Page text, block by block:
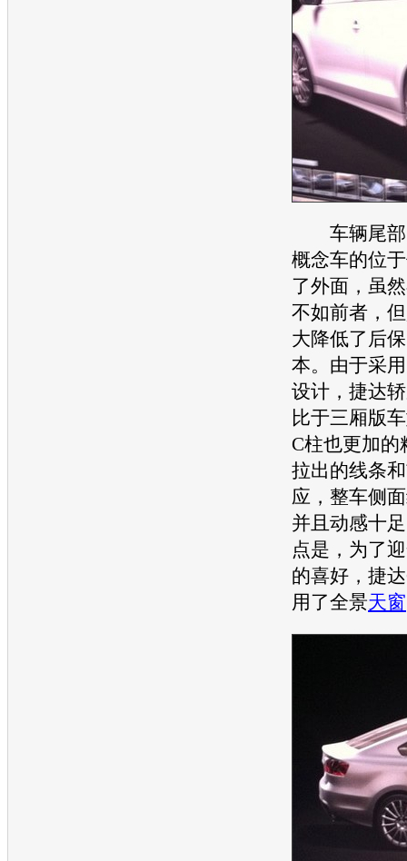
车辆尾部
概念车的位
了外面，虽
不如前者，
大降低了后
本。由于采
设计， 捷达轿
比于三厢版
C柱也更加的
拉出的线条
应，整车侧
并且动感十
点是，为了
的喜好， 捷达
用了全景天窗